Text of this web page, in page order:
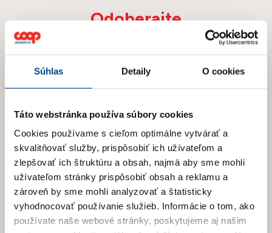
Súhlas Detaily O cookies
Táto webstránka používa súbory cookies
Cookies používame s cieľom optimálne vytvárať a
skvalitňovať služby, prispôsobiť ich užívateľom a
zlepšovať ich štruktúru a obsah, najmä aby sme mohli
užívateľom stránky prispôsobiť obsah a reklamu a
zároveň by sme mohli analyzovať a štatisticky
vyhodnocovať používanie služieb. Informácie o tom, ako
používate naše webové stránky, poskytujeme aj našim
Odoberajte
Prihláste sa na odber newslettera
a aktuálnych zľavách.